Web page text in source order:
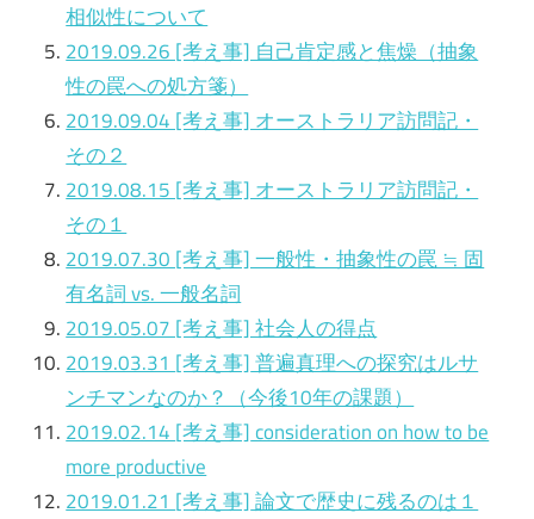
相似性について
2019.09.26 [考え事] 自己肯定感と焦燥（抽象
性の罠への処方箋）
2019.09.04 [考え事] オーストラリア訪問記・
その２
2019.08.15 [考え事] オーストラリア訪問記・
その１
2019.07.30 [考え事] 一般性・抽象性の罠 ≒ 固
有名詞 vs. 一般名詞
2019.05.07 [考え事] 社会人の得点
2019.03.31 [考え事]普遍真理への探究はルサ
ンチマンなのか？（今後10年の課題）
2019.02.14 [考え事]consideration on how to be
more productive
2019.01.21 [考え事]論文で歴史に残るのは１